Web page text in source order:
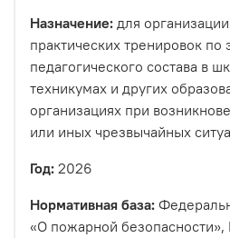
Назначение: для
практических тренировок по
педагогического состава в
техникумах и других
организациях при
или иных чрезвычайных
Год: 2026
Нормативная база:
«О пожарной безопасности»,